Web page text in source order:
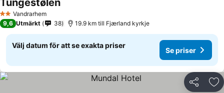
2 StjärnorVandrarhem
Tungestølen
9,6 Utmärkt 38 19.9 km till Fjærland kyrkje
Välj datum för att se exakta priser
Se priser
Dela